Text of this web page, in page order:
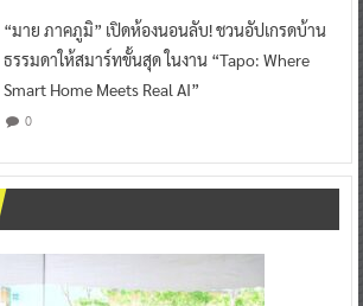
“มาย ภาคภูมิ” เปิดห้องนอนลับ! ชวนอัปเกรดบ้าน
ธรรมดาให้สมาร์ทขั้นสุด ในงาน “Tapo: Where
Smart Home Meets Real AI”
0